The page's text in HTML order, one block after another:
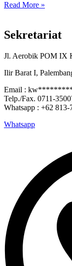
Read More »
Sekretariat
Jl. Aerobik POM IX
Ilir Barat I,
Email : kw
Telp./Fax. 0711-
Whatsapp : +62 813-
Whatsapp